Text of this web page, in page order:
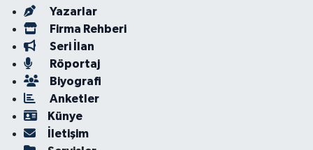
Yazarlar
Firma Rehberi
Seri İlan
Röportaj
Biyografi
Anketler
Künye
İletişim